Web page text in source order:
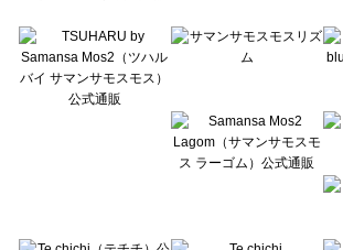
Lugnoncure（ルノンキュール）のスカート一覧
BETTY'S BLUE（べティーズブルー）のスカート一覧
Wpc.（ワールドパーティー）のスカート一覧